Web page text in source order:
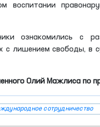
воспитании
ознакомились с
с лишением свободы, в
Олий Мажлиса по
сотрудничество